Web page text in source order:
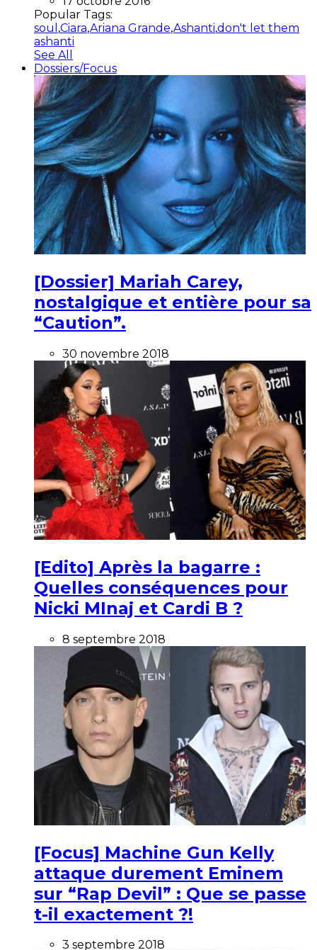
Popular Tags:
soul ,Ciara,Ariana Grande,Ashanti,don't let them
ashanti
See All
Dossiers/Focus
[Dossier] Mariah Carey,
nostalgique et entière pour sa
“Caution”.
30 novembre 2018
[Edito] Après la bagarre :
Quelles conséquences pour
Nicki MInaj et Cardi B ?
8 septembre 2018
[Focus] Machine Gun Kelly
attaque durement Eminem
sur “Rap Devil” : Que se passe
t-il exactement ?!
3 septembre 2018